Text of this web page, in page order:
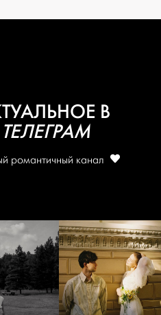
В
романтичный канал